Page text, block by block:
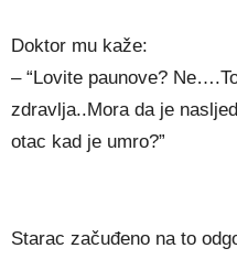
Doktor mu kaže:
– “Lovite paunove?
zdravlja..Mora da je
otac kad je umro?”
Starac začuđeno na to